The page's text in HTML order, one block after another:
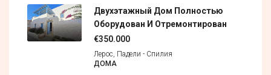
Двухэтажный Дом Полностью
Оборудован И Отремонтирован
€350.000
Лерос, Падели - Спилия
ДОМА